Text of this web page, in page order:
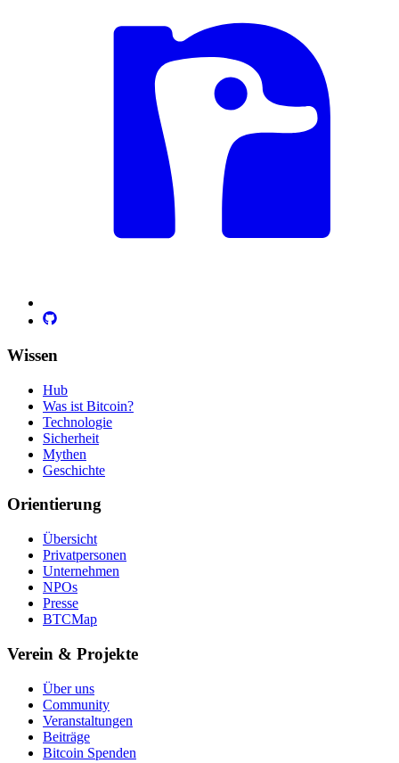
Wissen
Hub
Was ist Bitcoin?
Technologie
Sicherheit
Mythen
Geschichte
Orientierung
Übersicht
Privatpersonen
Unternehmen
NPOs
Presse
BTCMap
Verein & Projekte
Über uns
Community
Veranstaltungen
Beiträge
Bitcoin Spenden